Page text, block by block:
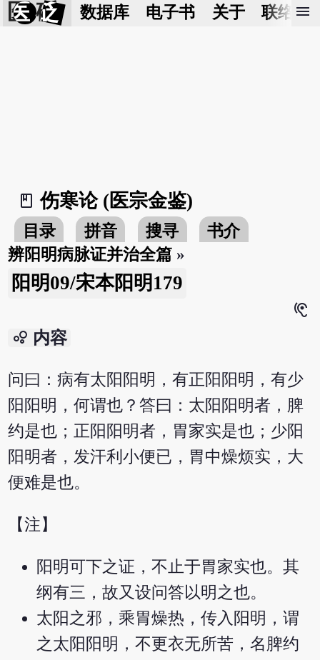
医 砭 数据库 电子书 关于 联络我
menu
book_2
伤寒论 (医宗金鉴)
目录 拼音 搜寻
书介
辨阳明病脉证并治全篇 »
阳明09/宋本阳明179
hearing
bubble_chart 内容
问曰：病有太阳阳明，有正阳阳明，有少
阳阳明，何谓也？答曰：太阳阳明者，脾
约是也；正阳阳明者，胃家实是也；少阳
阳明者，发汗利小便已，胃中燥烦实，大
便难是也。
【注】
阳明可下之证，不止于胃家实也。其
纲有三，故又设问答以明之也。
太阳之邪，乘胃燥热，传入阳明，谓
之太阳阳明，不更衣无所苦，名脾约